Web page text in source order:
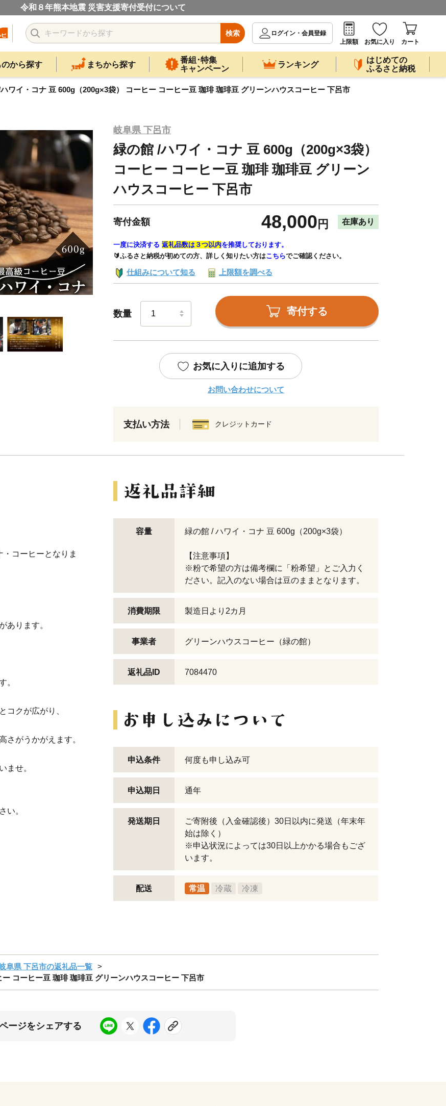
令和８年熊本地震 災害支援寄付受付について
検索
ログイン・会員登録
上限額
お気に入り カート
のから探す まちから探す
番組･特集
キャンペーン
ランキング
はじめての
ふるさと納税
ワイ・コナ 豆 600g（200g×3袋） コーヒー コーヒー豆 珈琲 珈琲豆 グリーンハウスコーヒー 下呂市
岐阜県 下呂市
緑の館 /ハワイ・コナ 豆 600g（200g×3袋）
コーヒー コーヒー豆 珈琲 珈琲豆 グリーン
ハウスコーヒー 下呂市
寄付金額 48,000 円 在庫あり
一度に決済する 返礼品数は３つ以内を推奨しております。
🔰ふるさと納税が初めての方、詳しく知りたい方はこちらでご確認ください。
仕組みについて知る 上限額を調べる
数量 寄付する
お気に入りに追加する
お問い合わせについて
支払い方法 クレジットカード
コーヒーとなりま
あります。
。
コクが広がり、
さがうかがえます。
ませ。
い。
容量 緑の館 / ハワイ・コナ 豆 600g（200g×3袋）
【注意事項】
※粉で希望の方は備考欄に「粉希望」とご入力く
ださい。記入のない場合は豆のままとなります。
消費期限 製造日より2カ月
事業者 グリーンハウスコーヒー（緑の館）
返礼品ID 7084470
申込条件 何度も申し込み可
申込期日 通年
発送期日
ご寄附後（入金確認後）30日以内に発送（年末年
始は除く）
※申込状況によっては30日以上かかる場合もござ
います。
配送 常温 冷蔵 冷凍
阜県 下呂市の返礼品一覧
コーヒー豆 珈琲 珈琲豆 グリーンハウスコーヒー 下呂市
ージをシェアする